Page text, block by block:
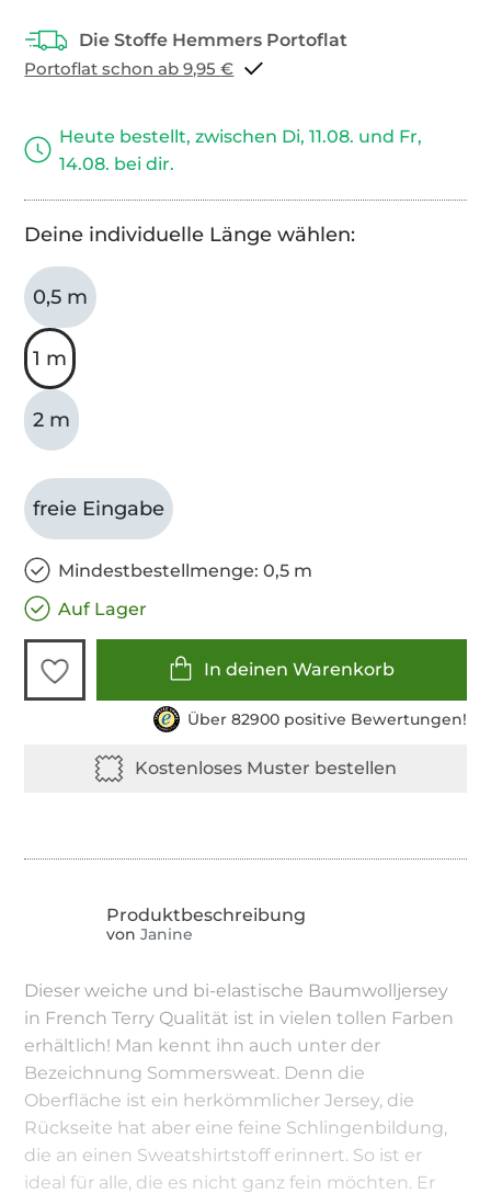
Portoflat schon ab 9,95 €
Heute bestellt, zwischen Di, 11.08. und Fr,
14.08. bei dir.
Deine individuelle Länge wählen:
0,5 m
1 m
2 m
freie Eingabe
Mindestbestellmenge: 0,5 m
Auf Lager
In deinen Warenkorb
Über 82900 positive Bewertungen!
von Janine
Dieser weiche und bi-elastische Baumwolljersey
in French Terry Qualität ist in vielen tollen Farben
erhältlich! Man kennt ihn auch unter der
Bezeichnung Sommersweat. Denn die
Oberfläche ist ein herkömmlicher Jersey, die
Rückseite hat aber eine feine Schlingenbildung,
die an einen Sweatshirtstoff erinnert. So ist er
ideal für alle, die es nicht ganz fein möchten. Er